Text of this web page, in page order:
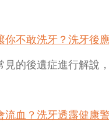
你不敢洗牙？洗牙後
見的後遺症進行解說
流血？洗牙透露健康警